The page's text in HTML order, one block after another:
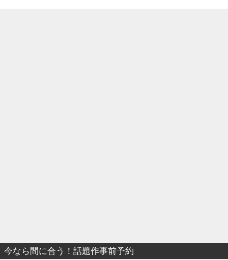
今なら間に合う！話題作事前予約